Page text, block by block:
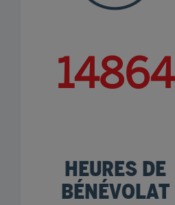
18925
HEURES DE
BÉNÉVOLAT